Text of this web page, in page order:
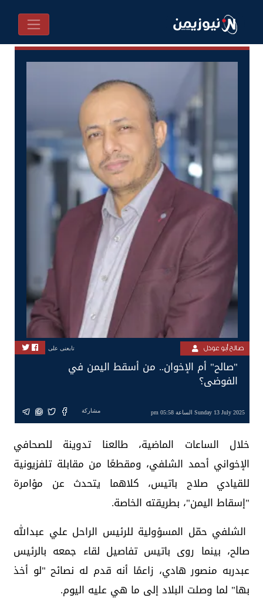
صالح أبو عوذل تابعنى على
"صالح" أم الإخوان.. من أسقط اليمن في
الفوضى؟
Sunday 13 July 2025 الساعة 05:58 pm مشاركة
خلال الساعات الماضية، طالعنا تدوينة للصحافي
الإخواني أحمد الشلفي، ومقطعًا من مقابلة تلفزيونية
للقيادي صلاح باتيس، كلاهما يتحدث عن مؤامرة
"إسقاط اليمن"، بطريقته الخاصة.
الشلفي حمّل المسؤولية للرئيس الراحل علي عبدالله
صالح، بينما روى باتيس تفاصيل لقاء جمعه بالرئيس
عبدربه منصور هادي، زاعمًا أنه قدم له نصائح "لو أخذ
بها" لما وصلت البلاد إلى ما هي عليه اليوم.